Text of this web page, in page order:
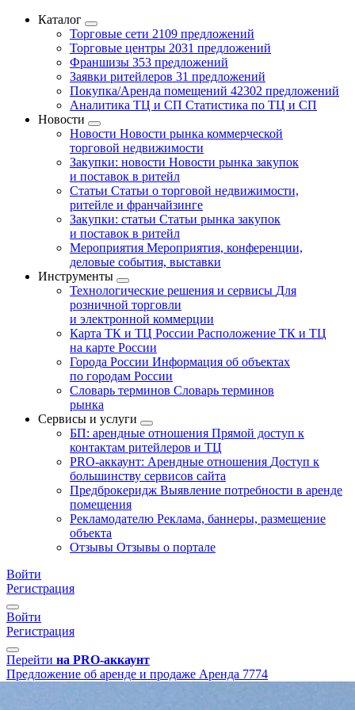
Каталог
Торговые сети 2109 предложений
Торговые центры 2031 предложений
Франшизы 353 предложений
Заявки ритейлеров 31 предложений
Покупка/Аренда помещений 42302 предложений
Аналитика ТЦ и СП Статистика по ТЦ и СП
Новости
Новости Новости рынка коммерческой
торговой недвижимости
Закупки: новости Новости рынка закупок
и поставок в ритейл
Статьи Статьи о торговой недвижимости,
ритейле и франчайзинге
Закупки: статьи Статьи рынка закупок
и поставок в ритейл
Мероприятия Мероприятия, конференции,
деловые события, выставки
Инструменты
Технологические решения и сервисы Для
розничной торговли
и электронной коммерции
Карта ТК и ТЦ России Расположение ТК и ТЦ
на карте России
Города России Информация об объектах
по городам России
Словарь терминов Словарь терминов
рынка
Сервисы и услуги
БП: арендные отношения Прямой доступ к
контактам ритейлеров и ТЦ
PRO-аккаунт: Арендные отношения Доступ к
большинству сервисов сайта
Предброкеридж Выявление потребности в аренде
помещения
Рекламодателю Реклама, баннеры, размещение
объекта
Отзывы Отзывы о портале
Войти
Регистрация
Войти
Регистрация
Перейти на PRO-аккаунт
Предложение об аренде и продаже Аренда 7774